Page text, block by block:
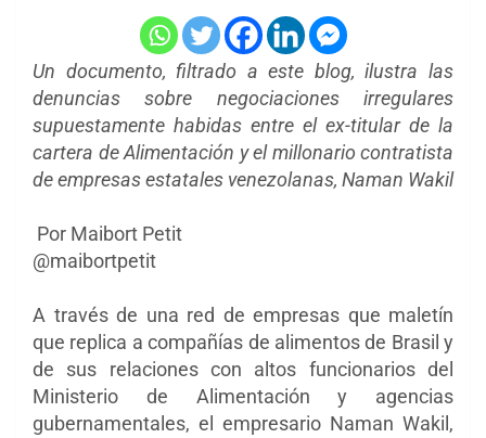
Un documento, filtrado a este blog, ilustra las
denuncias sobre negociaciones irregulares
supuestamente habidas entre el ex-titular de la
cartera de Alimentación y el millonario contratista
de empresas estatales venezolanas, Naman Wakil
Por Maibort Petit
@maibortpetit
A través de una red de empresas que maletín
que replica a compañías de alimentos de Brasil y
de sus relaciones con altos funcionarios del
Ministerio de Alimentación y agencias
gubernamentales, el empresario Naman Wakil,